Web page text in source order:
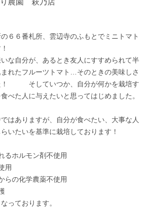
り農園 萩乃店
６６番札所、雲辺寺のふもとでミニトマト
な自分が、あるとき友人にすすめられて半
れたフルーツトマト…そのときの美味しさ
　　　そしていつか、自分が何かを栽培す
べた人に与えたいと思ってはじめました。
はありますが、自分が食べたい、大事な人
いたいを基準に栽培しております！
るホルモン剤不使用
用
らの化学農薬不使用
っております。